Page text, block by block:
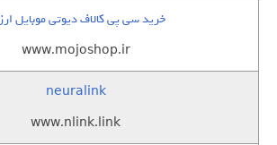
خرید سی پی کالاف دیوتی موبایل
www.mojoshop.ir
neuralink
www.nlink.link